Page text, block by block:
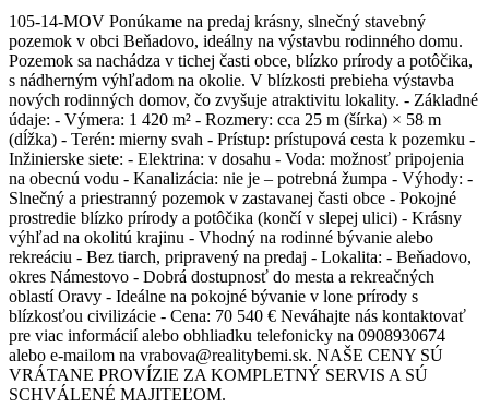
105-14-MOV Ponúkame na predaj krásny, slnečný stavebný
pozemok v obci Beňadovo, ideálny na výstavbu rodinného domu.
Pozemok sa nachádza v tichej časti obce, blízko prírody a potôčika,
s nádherným výhľadom na okolie. V blízkosti prebieha výstavba
nových rodinných domov, čo zvyšuje atraktivitu lokality. - Základné
údaje: - Výmera: 1 420 m² - Rozmery: cca 25 m (šírka) × 58 m
(dĺžka) - Terén: mierny svah - Prístup: prístupová cesta k pozemku -
Inžinierske siete: - Elektrina: v dosahu - Voda: možnosť pripojenia
na obecnú vodu - Kanalizácia: nie je – potrebná žumpa - Výhody: -
Slnečný a priestranný pozemok v zastavanej časti obce - Pokojné
prostredie blízko prírody a potôčika (končí v slepej ulici) - Krásny
výhľad na okolitú krajinu - Vhodný na rodinné bývanie alebo
rekreáciu - Bez tiarch, pripravený na predaj - Lokalita: - Beňadovo,
okres Námestovo - Dobrá dostupnosť do mesta a rekreačných
oblastí Oravy - Ideálne na pokojné bývanie v lone prírody s
blízkosťou civilizácie - Cena: 70 540 € Neváhajte nás kontaktovať
pre viac informácií alebo obhliadku telefonicky na 0908930674
alebo e-mailom na vrabova@realitybemi.sk. NAŠE CENY SÚ
VRÁTANE PROVÍZIE ZA KOMPLETNÝ SERVIS A SÚ
SCHVÁLENÉ MAJITEĽOM.